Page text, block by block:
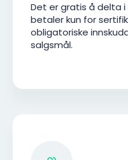
Det er gratis å delta i
betaler kun for
obligatoriske
salgsmål.